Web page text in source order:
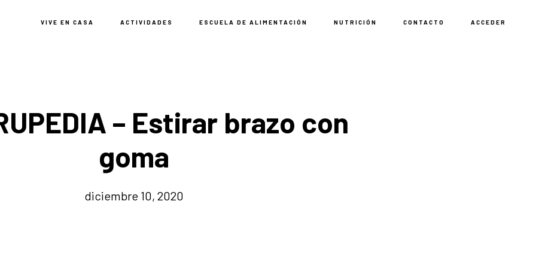
VIVE EN CASA ACTIVIDADES ESCUELA DE ALIMENTACIÓN NUTRICIÓN CONTACTO ACCEDER
– Estirar brazo con
goma
diciembre 10, 2020